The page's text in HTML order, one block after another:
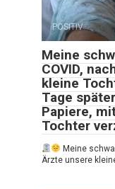
POSITIV
Meine
COVID,
kleine
Tage
Papiere,
Tochter
Meine
Ärzte unsere